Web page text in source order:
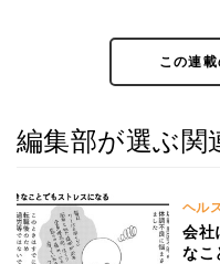
この連
編集部が選ぶ関
ヘル
会社
なこ